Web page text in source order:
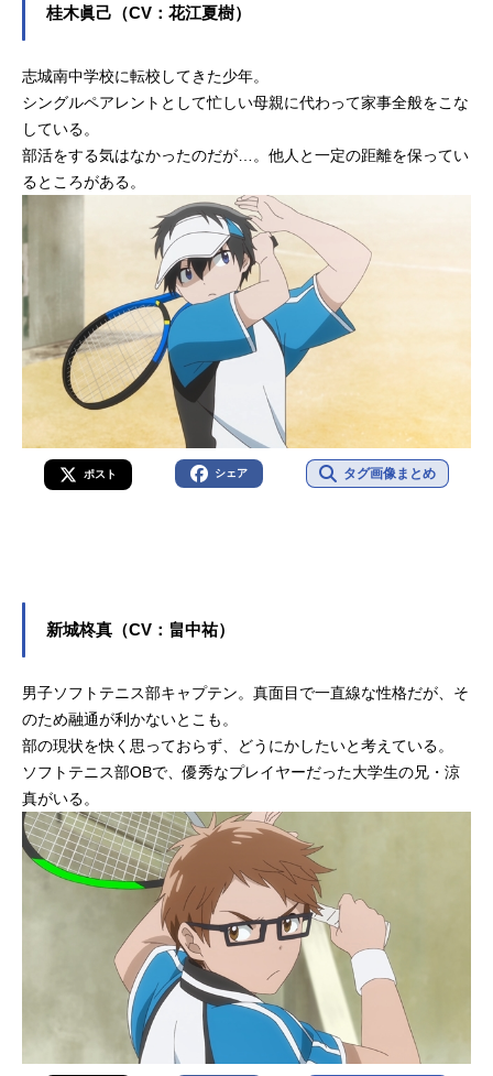
桂木眞己（CV：花江夏樹）
志城南中学校に転校してきた少年。
シングルペアレントとして忙しい母親に代わって家事全般をこな
している。
部活をする気はなかったのだが…。他人と一定の距離を保ってい
るところがある。
ポスト シェア タグ画像まとめ
新城柊真（CV：畠中祐）
男子ソフトテニス部キャプテン。真面目で一直線な性格だが、そ
のため融通が利かないとこも。
部の現状を快く思っておらず、どうにかしたいと考えている。
ソフトテニス部OBで、優秀なプレイヤーだった大学生の兄・涼
真がいる。